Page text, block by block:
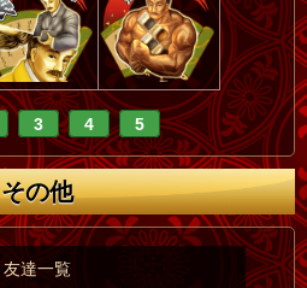
3 4 5
その他
友達一覧